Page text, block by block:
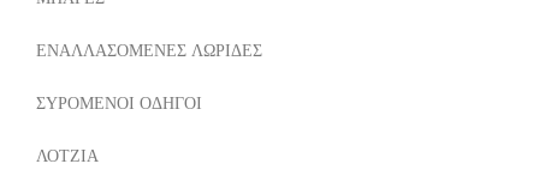
ΕΝΑΛΛΑΣΟΜΕΝΕΣ ΛΩΡΙΔΕΣ
ΣΥΡΟΜΕΝΟΙ ΟΔΗΓΟΙ
ΛΟΤΖΙΑ